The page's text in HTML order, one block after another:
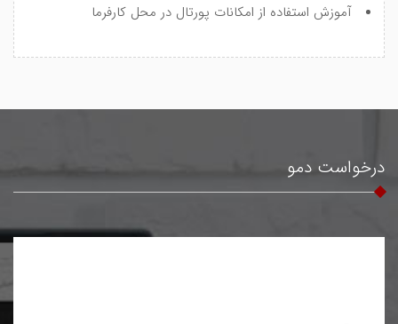
آموزش استفاده از امکانات پورتال در محل کارفرما
درخواست دمو